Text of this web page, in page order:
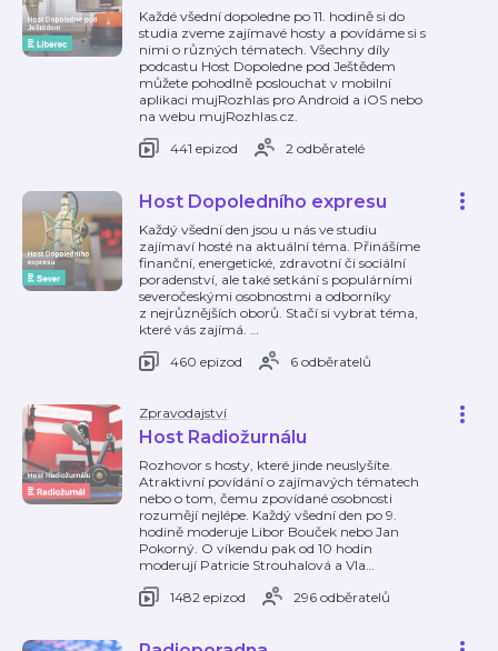
Každé všední dopoledne po 11. hodině si do
studia zveme zajímavé hosty a povídáme si s
nimi o různých tématech. Všechny díly
podcastu Host Dopoledne pod Ještědem
můžete pohodlně poslouchat v mobilní
aplikaci mujRozhlas pro Android a iOS nebo
na webu mujRozhlas.cz.
441 epizod
2 odběratelé
Host Dopoledního expresu
Každý všední den jsou u nás ve studiu
zajímaví hosté na aktuální téma. Přinášíme
finanční, energetické, zdravotní či sociální
poradenství, ale také setkání s populárními
severočeskými osobnostmi a odborníky
z nejrůznějších oborů. Stačí si vybrat téma,
které vás zajímá. …
460 epizod
6 odběratelů
Zpravodajství
Host Radiožurnálu
Rozhovor s hosty, které jinde neuslyšíte.
Atraktivní povídání o zajímavých tématech
nebo o tom, čemu zpovídané osobnosti
rozumějí nejlépe. Každý všední den po 9.
hodině moderuje Libor Bouček nebo Jan
Pokorný. O víkendu pak od 10 hodin
moderují Patricie Strouhalová a Vla…
1482 epizod
296 odběratelů